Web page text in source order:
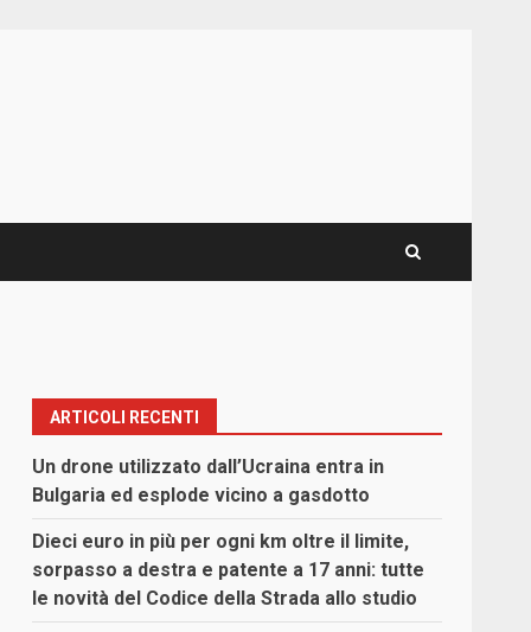
ARTICOLI RECENTI
Un drone utilizzato dall’Ucraina entra in
Bulgaria ed esplode vicino a gasdotto
Dieci euro in più per ogni km oltre il limite,
sorpasso a destra e patente a 17 anni: tutte
le novità del Codice della Strada allo studio